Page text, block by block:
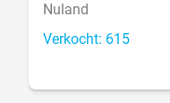
Nuland
Verkocht: 615